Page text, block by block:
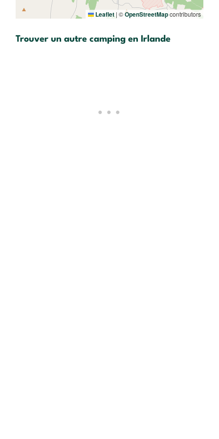
Leaflet | ©OpenStreetMapcontributors
Trouver un autre camping en Irlande